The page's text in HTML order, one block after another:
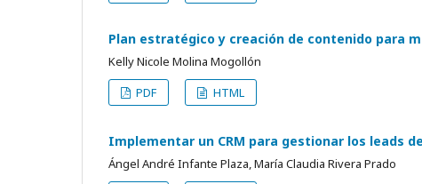
Plan estratégico y creación de contenido para
Kelly Nicole Molina Mogollón
PDF
HTML
Implementar un CRM para gestionar los leads
Ángel André Infante Plaza, María Claudia Rivera Prado